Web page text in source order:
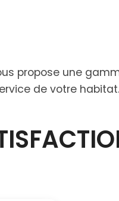
propose une
de votre habitat.